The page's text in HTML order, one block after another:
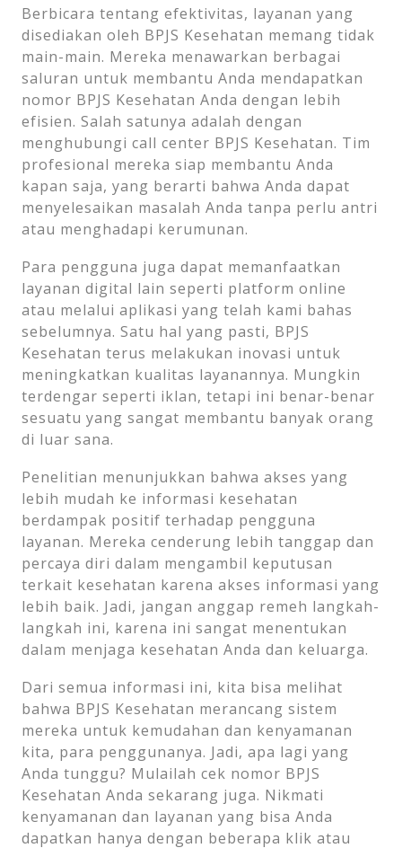
Berbicara tentang efektivitas, layanan yang
disediakan oleh BPJS Kesehatan memang tidak
main-main. Mereka menawarkan berbagai
saluran untuk membantu Anda mendapatkan
nomor BPJS Kesehatan Anda dengan lebih
efisien. Salah satunya adalah dengan
menghubungi call center BPJS Kesehatan. Tim
profesional mereka siap membantu Anda
kapan saja, yang berarti bahwa Anda dapat
menyelesaikan masalah Anda tanpa perlu antri
atau menghadapi kerumunan.
Para pengguna juga dapat memanfaatkan
layanan digital lain seperti platform online
atau melalui aplikasi yang telah kami bahas
sebelumnya. Satu hal yang pasti, BPJS
Kesehatan terus melakukan inovasi untuk
meningkatkan kualitas layanannya. Mungkin
terdengar seperti iklan, tetapi ini benar-benar
sesuatu yang sangat membantu banyak orang
di luar sana.
Penelitian menunjukkan bahwa akses yang
lebih mudah ke informasi kesehatan
berdampak positif terhadap pengguna
layanan. Mereka cenderung lebih tanggap dan
percaya diri dalam mengambil keputusan
terkait kesehatan karena akses informasi yang
lebih baik. Jadi, jangan anggap remeh langkah-
langkah ini, karena ini sangat menentukan
dalam menjaga kesehatan Anda dan keluarga.
Dari semua informasi ini, kita bisa melihat
bahwa BPJS Kesehatan merancang sistem
mereka untuk kemudahan dan kenyamanan
kita, para penggunanya. Jadi, apa lagi yang
Anda tunggu? Mulailah cek nomor BPJS
Kesehatan Anda sekarang juga. Nikmati
kenyamanan dan layanan yang bisa Anda
dapatkan hanya dengan beberapa klik atau